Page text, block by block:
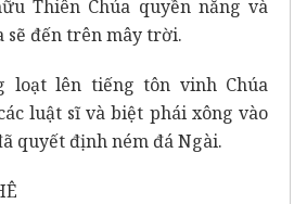
Thiên Chúa quyền năng và
sẽ đến trên mây trời.
loạt lên tiếng tôn vinh Chúa
luật sĩ và biệt phái xông vào
quyết định ném đá Ngài.